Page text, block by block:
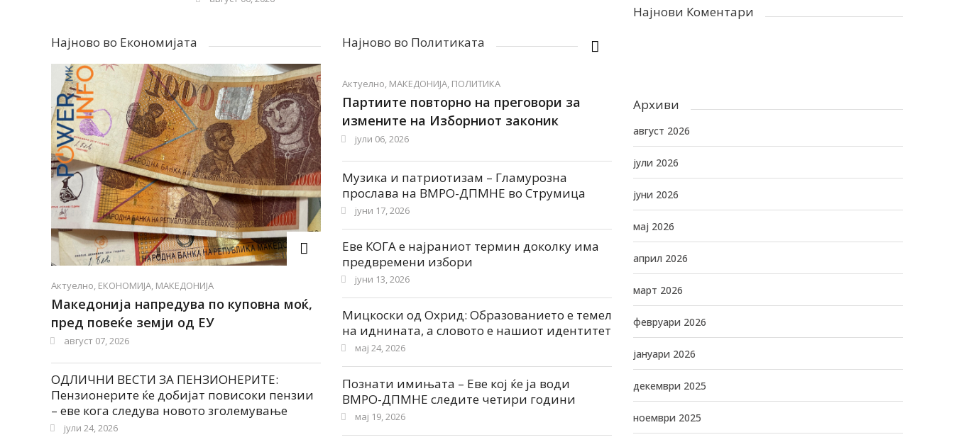
август 06, 2026
Најново во Економијата
Актуелно, ЕКОНОМИЈА, МАКЕДОНИЈА
Македонија напредува по куповна моќ,
пред повеќе земји од ЕУ
август 07, 2026
ОДЛИЧНИ ВЕСТИ ЗА ПЕНЗИОНЕРИТЕ:
Пензионерите ќе добијат повисоки пензии
– еве кога следува новото зголемување
јули 24, 2026
Најново во Политиката
Актуелно, МАКЕДОНИЈА, ПОЛИТИКА
Партиите повторно на преговори за
измените на Изборниот законик
јули 06, 2026
Музика и патриотизам – Гламурозна
прослава на ВМРО-ДПМНЕ во Струмица
јуни 17, 2026
Еве КОГА е најраниот термин доколку има
предвремени избори
јуни 13, 2026
Мицкоски од Охрид: Образованието е темел
на иднината, а словото е нашиот идентитет
мај 24, 2026
Познати имињата – Еве кој ќе ја води
ВМРО-ДПМНЕ следите четири години
мај 19, 2026
Најнови Коментари
Архиви
август 2026
јули 2026
јуни 2026
мај 2026
април 2026
март 2026
февруари 2026
јануари 2026
декември 2025
ноември 2025